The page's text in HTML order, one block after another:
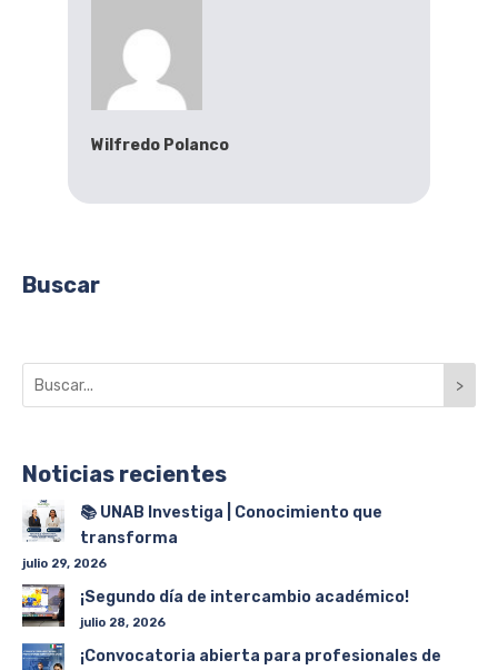
Wilfredo Polanco
Buscar
>
Noticias recientes
📚 UNAB Investiga | Conocimiento que
transforma
julio 29, 2026
¡Segundo día de intercambio académico!
julio 28, 2026
¡Convocatoria abierta para profesionales de